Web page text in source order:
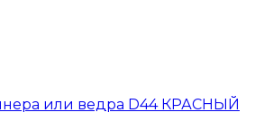
или ведра D44 КРАСНЫЙ